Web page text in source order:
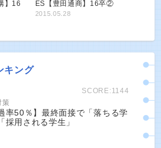
】16
ES【豊田通商】16卒②
2015.05.28
キング
SCORE:1144
策
率50％】最終面接で「落ちる学
採用される学生」